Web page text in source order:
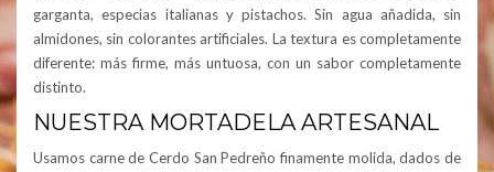
garganta, especias italianas y pistachos. Sin agua añadida, sin
almidones, sin colorantes artificiales. La textura es completamente
diferente: más firme, más untuosa, con un sabor completamente
distinto.
NUESTRA MORTADELA ARTESANAL
Usamos carne de Cerdo San Pedreño finamente molida, dados de